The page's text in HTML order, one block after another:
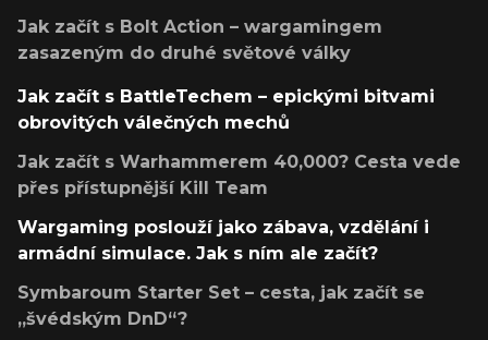
Jak začít s Bolt Action – wargamingem
zasazeným do druhé světové války
Jak začít s BattleTechem – epickými bitvami
obrovitých válečných mechů
Jak začít s Warhammerem 40,000? Cesta vede
přes přístupnější Kill Team
Wargaming poslouží jako zábava, vzdělání i
armádní simulace. Jak s ním ale začít?
Symbaroum Starter Set – cesta, jak začít se
„švédským DnD“?